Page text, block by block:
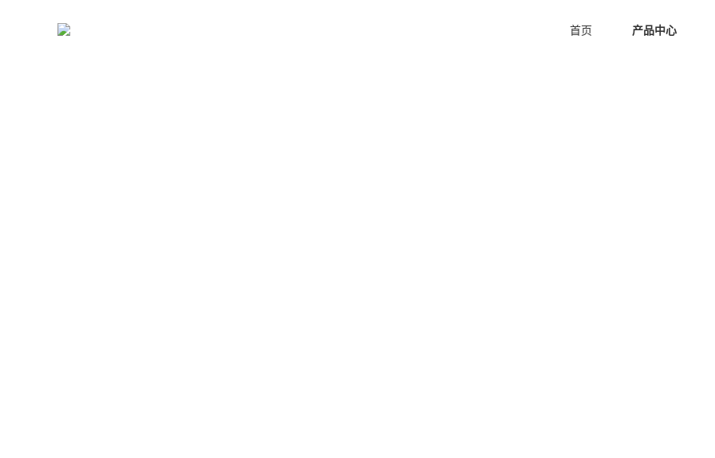
首页 产品中心